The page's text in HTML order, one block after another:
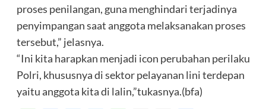
proses penilangan, guna menghindari terjadinya
penyimpangan saat anggota melaksanakan proses
tersebut,” jelasnya.
“Ini kita harapkan menjadi icon perubahan perilaku
Polri, khususnya di sektor pelayanan lini terdepan
yaitu anggota kita di lalin,”tukasnya.(bfa)